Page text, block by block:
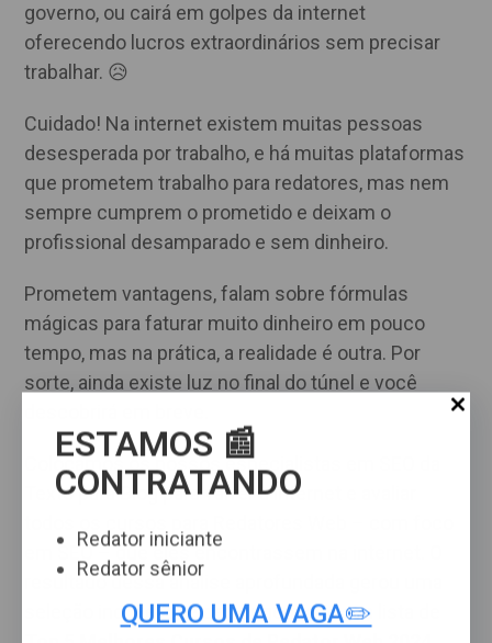
governo, ou cairá em golpes da internet
oferecendo lucros extraordinários sem precisar
trabalhar. 😥
Cuidado! Na internet existem muitas pessoas
desesperada por trabalho, e há muitas plataformas
que prometem trabalho para redatores, mas nem
sempre cumprem o prometido e deixam o
profissional desamparado e sem dinheiro.
Prometem vantagens, falam sobre fórmulas
mágicas para faturar muito dinheiro em pouco
tempo, mas na prática, a realidade é outra. Por
sorte, ainda existe luz no final do túnel e você
Colocamos os nossos especialistas em SEO da
Texto para Blog para varrer a internet e avaliar
em SEO – que eles encontrassem na internet. O
resultado dessa análise aprofundada gerou uma
seleção incrível que deu origem a nossa lista de
ESTAMOS 📰
CONTRATANDO
Redator iniciante
Redator sênior
QUERO UMA VAGA✏️